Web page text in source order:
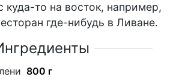
куда-то на восток, например,
где-нибудь в Ливане.
800 г